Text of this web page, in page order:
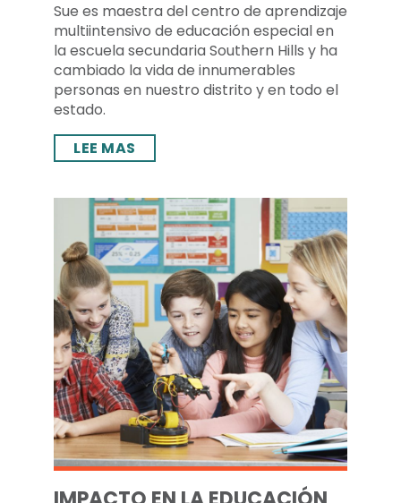
Sue es maestra del centro de aprendizaje
multiintensivo de educación especial en
la escuela secundaria Southern Hills y ha
cambiado la vida de innumerables
personas en nuestro distrito y en todo el
estado.
LEE MAS